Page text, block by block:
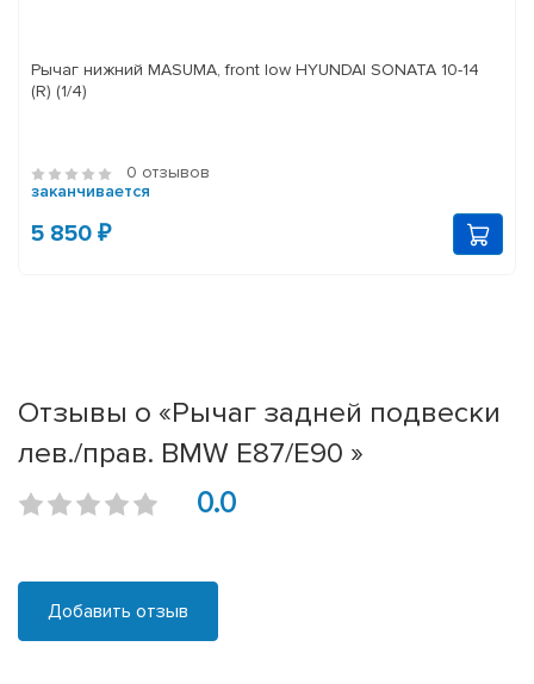
Рычаг нижний MASUMA, front low HYUNDAI SONATA 10-14
(R) (1/4)
0 отзывов
заканчивается
5 850 ₽
Отзывы о «Рычаг задней подвески
лев./прав. BMW E87/E90 »
0.0
Добавить отзыв